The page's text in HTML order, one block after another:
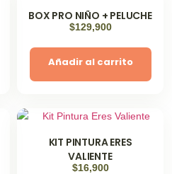
BOX PRO NIÑO + PELUCHE
$129,900
Añadir al carrito
KIT PINTURA ERES
VALIENTE
$16,900